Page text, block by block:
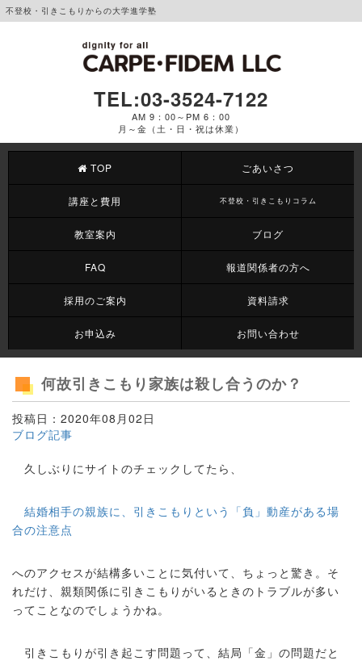
不登校・引きこもりからの大学進学塾
TEL:03-3524-7122
AM 9：00～PM 6：00
月～金（土・日・祝は休業）
TOP ごあいさつ
講座と費用 不登校・引きこもりコラム
教室案内 ブログ
FAQ 報道関係者の方へ
採用のご案内 資料請求
お申込み お問い合わせ
何故引きこもり家族は殺し合うのか？
投稿日：2020年08月02日
ブログ記事
久しぶりにサイトのチェックしてたら、
結婚相手の親族に、引きこもりという「負」動産がある場
合の注意点
へのアクセスが結構多いことに気付いて、ちょっと驚き。そ
れだけ、親類関係に引きこもりがいるときのトラブルが多い
ってことなのでしょうかね。
引きこもりが引き起こす問題って、結局「金」の問題だと